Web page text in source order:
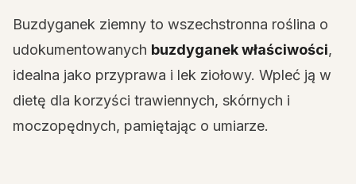
Buzdyganek ziemny to wszechstronna roślina o
udokumentowanych buzdyganek właściwości,
idealna jako przyprawa i lek ziołowy. Wpleć ją w
dietę dla korzyści trawiennych, skórnych i
moczopędnych, pamiętając o umiarze.